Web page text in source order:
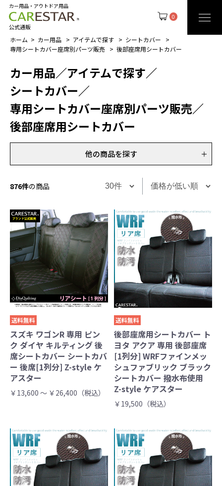
0
カー用品・アウトドア用品
公式通販
ホーム カー用品 アイテムで探す
シートカバー
専用シートカバー座席別パーツ販売
後部座席用シートカバー
カー用品／アイテムで探す／
シートカバー／
専用シートカバー座席別パーツ販売／
後部座席用シートカバー
他の商品を探す
876件の商品
送料無料
スズキ ワゴンR 専用 ピン
ク ダイヤ キルティング 後
席シートカバー シートカバ
ー 後席[1列分] Z-style ケ
アスター
￥13,600 ～ ￥26,400（税込）
送料無料
後部座席用シートカバー ト
ヨタ アクア 専用 後部座席
[1列分] WRFファインメッ
シュファブリック ブラック
シートカバー 撥水布使用
Z-style ケアスター
￥19,500（税込）